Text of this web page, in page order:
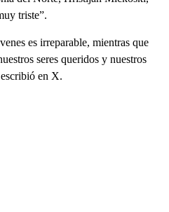
triste”.
es irreparable, mientras que
seres queridos y nuestros
en X.